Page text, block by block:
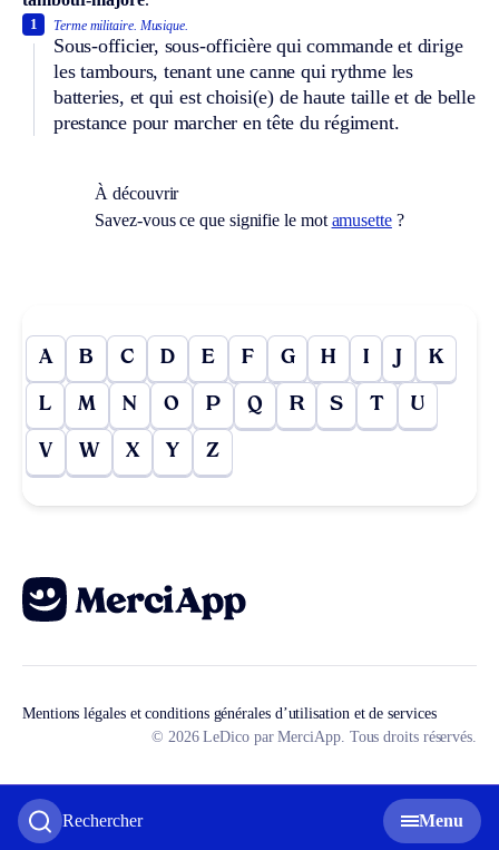
Rechercher Menu
Terme militaire. Musique.
Sous-officier, sous-officière qui commande et dirige
les tambours, tenant une canne qui rythme les
batteries, et qui est choisi(e) de haute taille et de belle
prestance pour marcher en tête du régiment.
1
À découvrir
Savez-vous ce que signifie le mot amusette?
A B C D E F G H I J K
L M N O P Q R S T U
V W X Y Z
Mentions légales et conditions générales d’utilisation et de services
© 2026 LeDico par MerciApp. Tous droits réservés.